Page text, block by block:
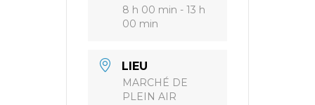
8 h 00 min - 13 h
00 min
LIEU
MARCHÉ DE
PLEIN AIR